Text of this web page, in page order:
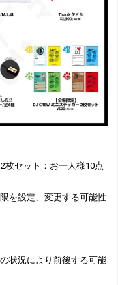
枚セット：お一人様10点
を設定、変更する可能性
状況により前後する可能